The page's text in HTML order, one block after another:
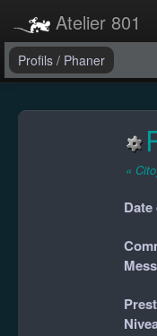
Atelier 801
Forums
Profils / Phaner
«